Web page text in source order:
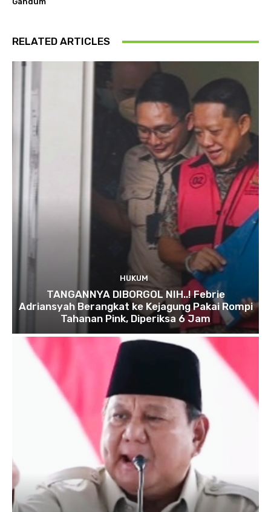
RELATED ARTICLES
HUKUM
TANGANNYA DIBORGOL NIH..! Febrie
Adriansyah Berangkat ke Kejagung Pakai Rompi
Tahanan Pink, Diperiksa 6 Jam